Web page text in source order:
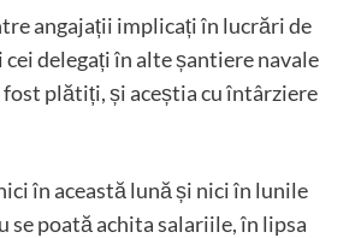
angajații implicați în lucrări de
cei delegați în alte șantiere navale
fost plătiți, și aceștia cu întârziere
în această lună și nici în lunile
se poată achita salariile, în lipsa